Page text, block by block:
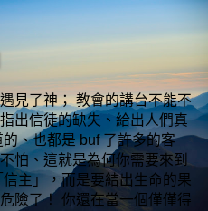
見了神； 教會的講台不能不
出信徒的缺失、給出人們真
、也都是 buf 了許多的客
怕、這就是為何你需要來到
主」，而是要結出生命的果
險了！ 你還在當一個僅僅得